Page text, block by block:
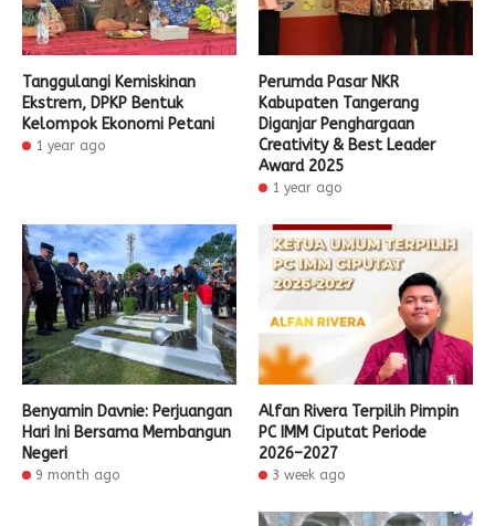
Tanggulangi Kemiskinan
Ekstrem, DPKP Bentuk
Kelompok Ekonomi Petani
1 year ago
Perumda Pasar NKR
Kabupaten Tangerang
Diganjar Penghargaan
Creativity & Best Leader
Award 2025
1 year ago
Benyamin Davnie: Perjuangan
Hari Ini Bersama Membangun
Negeri
9 month ago
Alfan Rivera Terpilih Pimpin
PC IMM Ciputat Periode
2026–2027
3 week ago